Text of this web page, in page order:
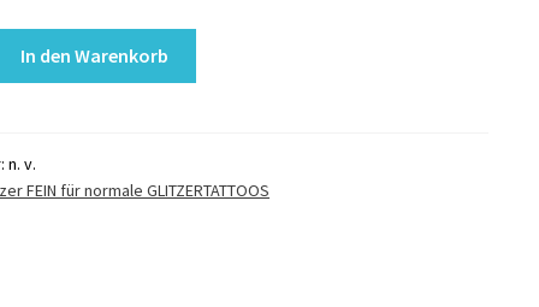
In den Warenkorb
n. v.
FEIN für normale GLITZERTATTOOS